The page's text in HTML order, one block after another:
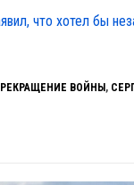
что хотел бы
ВОЙНЫ,